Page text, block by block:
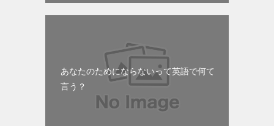
あなたのためにならないって英語で何て
言う？